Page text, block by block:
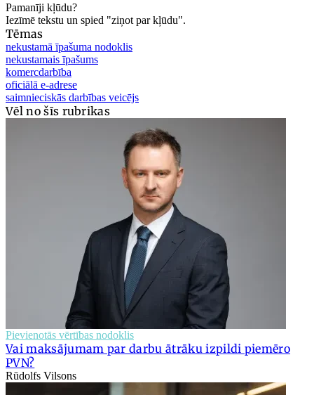
Pamanīji kļūdu?
Iezīmē tekstu un spied "ziņot par kļūdu".
Tēmas
nekustamā īpašuma nodoklis
nekustamais īpašums
komercdarbība
oficiālā e-adrese
saimnieciskās darbības veicējs
Vēl no šīs rubrikas
Pievienotās vērtības nodoklis
Vai maksājumam par darbu ātrāku izpildi piemēro
PVN?
Rūdolfs Vilsons